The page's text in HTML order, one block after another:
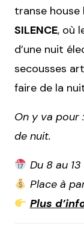
transe
SILENCE, où
d’une nuit
secousses
faire de la
On y va pour
de nuit.
Du 8 au
Place à
Plus